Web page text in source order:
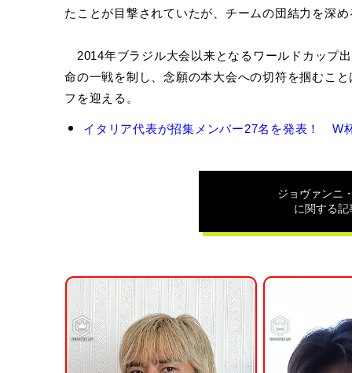
たことが目撃されていたが、チームの団結力を深
2014年ブラジル大会以来となるワールドカップ
命の一戦を制し、念願の本大会への切符を掴むこ
フを迎える。
ジ
ン
ツ
ォ
の
関
連
イタリア代表が招集メンバー27名を発表！ W
ジョヴァンニ
に関する